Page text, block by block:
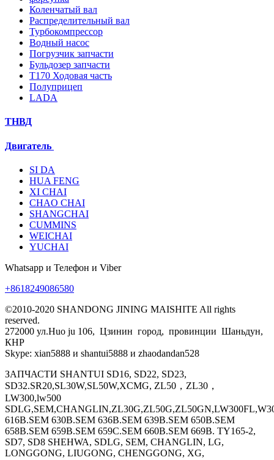
Коленчатый вал
Распределительный вал
Турбокомпрессор
Водный насос
Погрузчик запчасти
Бульдозер запчасти
T170 Ходовая часть
Полуприцеп
LADA
ТНВД
Двигатель
SI DA
HUA FENG
XI CHAI
CHAO CHAI
SHANGCHAI
CUMMINS
WEICHAI
YUCHAI
Whatsapp и Телефон и Viber
+8618249086580
©2010-2020 SHANDONG JINING MAISHITE All rights
reserved.
272000 ул.Huo ju 106, Цзинин город, провинции Шаньдун,
КНР
Skype: xian5888 и shantui5888 и zhaodandan528
ЗАПЧАСТИ SHANTUI SD16, SD22, SD23,
SD32.SR20,SL30W,SL50W,XCMG, ZL50，ZL30，
LW300,lw500
616B.SEM 630B.SEM 636B.SEM 639B.SEM 650B.SEM
658B.SEM 659B.SEM 659C.SEM 660B.SEM 669B. TY165-2,
SD7, SD8 SHEHWA, SDLG, SEM, CHANGLIN, LG,
LONGGONG, LIUGONG, CHENGGONG, XG,